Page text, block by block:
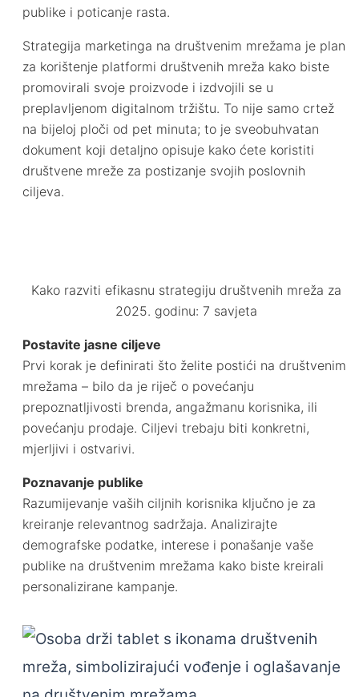
publike i poticanje rasta.
Strategija marketinga na društvenim mrežama je plan
za korištenje platformi društvenih mreža kako biste
promovirali svoje proizvode i izdvojili se u
preplavljenom digitalnom tržištu. To nije samo crtež
na bijeloj ploči od pet minuta; to je sveobuhvatan
dokument koji detaljno opisuje kako ćete koristiti
društvene mreže za postizanje svojih poslovnih
ciljeva.
Kako razviti efikasnu strategiju društvenih mreža za
2025. godinu: 7 savjeta
Postavite jasne ciljeve
Prvi korak je definirati što želite postići na društvenim
mrežama – bilo da je riječ o povećanju
prepoznatljivosti brenda, angažmanu korisnika, ili
povećanju prodaje. Ciljevi trebaju biti konkretni,
mjerljivi i ostvarivi.
Poznavanje publike
Razumijevanje vaših ciljnih korisnika ključno je za
kreiranje relevantnog sadržaja. Analizirajte
demografske podatke, interese i ponašanje vaše
publike na društvenim mrežama kako biste kreirali
personalizirane kampanje.